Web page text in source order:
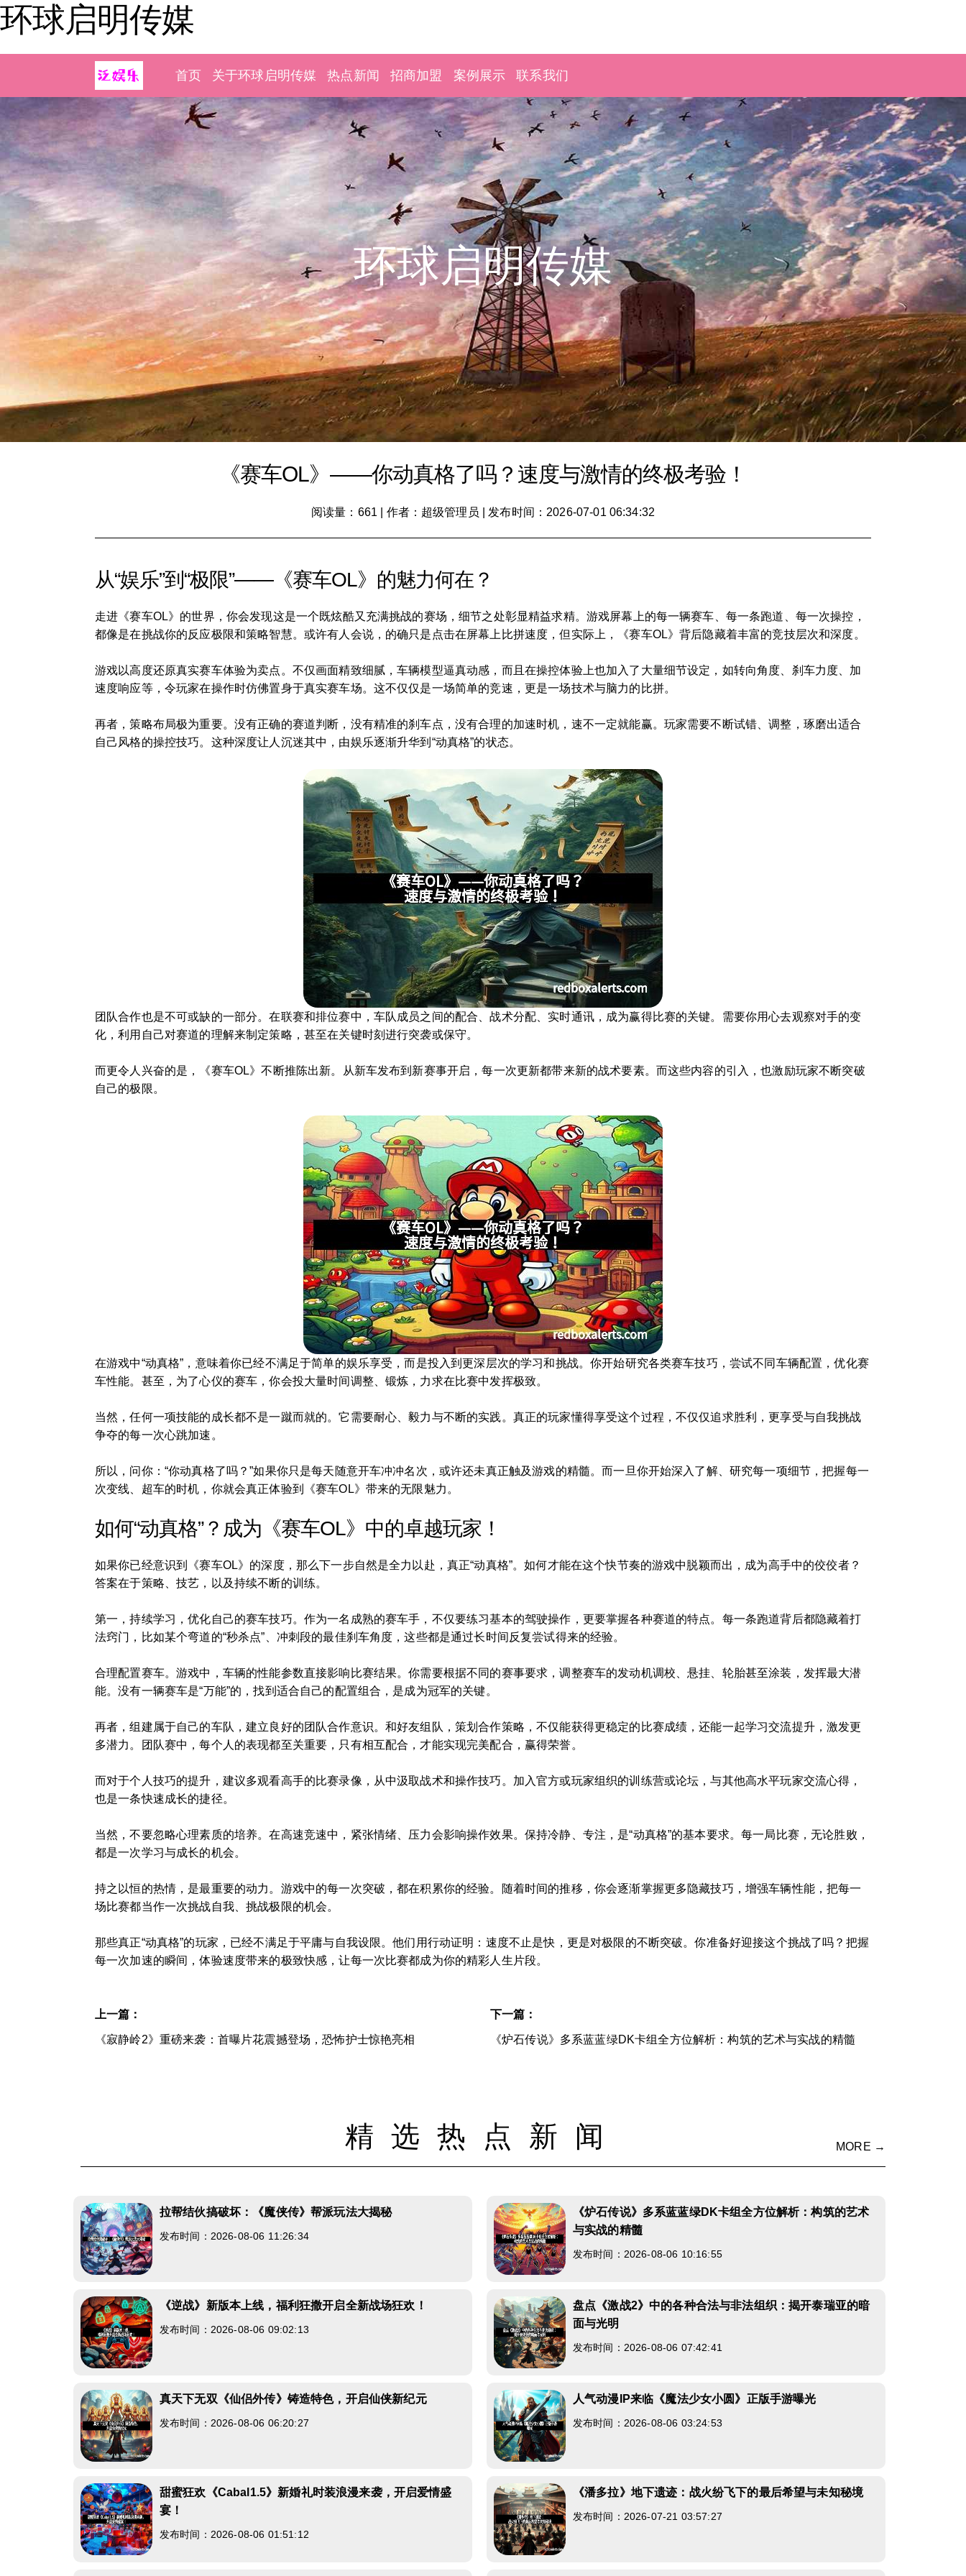
环球启明传媒
首页 关于环球启明传媒 热点新闻 招商加盟 案例展示 联系我们
环球启明传媒
《赛车OL》——你动真格了吗？速度与激情的终极考验！
阅读量：661 作者：超级管理员 发布时间：2026-07-01 06:34:32
从“娱乐”到“极限”——《赛车OL》的魅力何在？
走进《赛车OL》的世界，你会发现这是一个既炫酷又充满挑战的赛场，细节之处彰显精益求精。游戏屏幕上的每一辆赛车、每一条跑道、每一次操控，
都像是在挑战你的反应极限和策略智慧。或许有人会说，的确只是点击在屏幕上比拼速度，但实际上，《赛车OL》背后隐藏着丰富的竞技层次和深度。
游戏以高度还原真实赛车体验为卖点。不仅画面精致细腻，车辆模型逼真动感，而且在操控体验上也加入了大量细节设定，如转向角度、刹车力度、加
速度响应等，令玩家在操作时仿佛置身于真实赛车场。这不仅仅是一场简单的竞速，更是一场技术与脑力的比拼。
再者，策略布局极为重要。没有正确的赛道判断，没有精准的刹车点，没有合理的加速时机，速不一定就能赢。玩家需要不断试错、调整，琢磨出适合
自己风格的操控技巧。这种深度让人沉迷其中，由娱乐逐渐升华到“动真格”的状态。
团队合作也是不可或缺的一部分。在联赛和排位赛中，车队成员之间的配合、战术分配、实时通讯，成为赢得比赛的关键。需要你用心去观察对手的变
化，利用自己对赛道的理解来制定策略，甚至在关键时刻进行突袭或保守。
而更令人兴奋的是，《赛车OL》不断推陈出新。从新车发布到新赛事开启，每一次更新都带来新的战术要素。而这些内容的引入，也激励玩家不断突破
自己的极限。
在游戏中“动真格”，意味着你已经不满足于简单的娱乐享受，而是投入到更深层次的学习和挑战。你开始研究各类赛车技巧，尝试不同车辆配置，优化赛
车性能。甚至，为了心仪的赛车，你会投大量时间调整、锻炼，力求在比赛中发挥极致。
当然，任何一项技能的成长都不是一蹴而就的。它需要耐心、毅力与不断的实践。真正的玩家懂得享受这个过程，不仅仅追求胜利，更享受与自我挑战
争夺的每一次心跳加速。
所以，问你：“你动真格了吗？”如果你只是每天随意开车冲冲名次，或许还未真正触及游戏的精髓。而一旦你开始深入了解、研究每一项细节，把握每一
次变线、超车的时机，你就会真正体验到《赛车OL》带来的无限魅力。
如何“动真格”？成为《赛车OL》中的卓越玩家！
如果你已经意识到《赛车OL》的深度，那么下一步自然是全力以赴，真正“动真格”。如何才能在这个快节奏的游戏中脱颖而出，成为高手中的佼佼者？
答案在于策略、技艺，以及持续不断的训练。
第一，持续学习，优化自己的赛车技巧。作为一名成熟的赛车手，不仅要练习基本的驾驶操作，更要掌握各种赛道的特点。每一条跑道背后都隐藏着打
法窍门，比如某个弯道的“秒杀点”、冲刺段的最佳刹车角度，这些都是通过长时间反复尝试得来的经验。
合理配置赛车。游戏中，车辆的性能参数直接影响比赛结果。你需要根据不同的赛事要求，调整赛车的发动机调校、悬挂、轮胎甚至涂装，发挥最大潜
能。没有一辆赛车是“万能”的，找到适合自己的配置组合，是成为冠军的关键。
再者，组建属于自己的车队，建立良好的团队合作意识。和好友组队，策划合作策略，不仅能获得更稳定的比赛成绩，还能一起学习交流提升，激发更
多潜力。团队赛中，每个人的表现都至关重要，只有相互配合，才能实现完美配合，赢得荣誉。
而对于个人技巧的提升，建议多观看高手的比赛录像，从中汲取战术和操作技巧。加入官方或玩家组织的训练营或论坛，与其他高水平玩家交流心得，
也是一条快速成长的捷径。
当然，不要忽略心理素质的培养。在高速竞速中，紧张情绪、压力会影响操作效果。保持冷静、专注，是“动真格”的基本要求。每一局比赛，无论胜败，
都是一次学习与成长的机会。
持之以恒的热情，是最重要的动力。游戏中的每一次突破，都在积累你的经验。随着时间的推移，你会逐渐掌握更多隐藏技巧，增强车辆性能，把每一
场比赛都当作一次挑战自我、挑战极限的机会。
那些真正“动真格”的玩家，已经不满足于平庸与自我设限。他们用行动证明：速度不止是快，更是对极限的不断突破。你准备好迎接这个挑战了吗？把握
每一次加速的瞬间，体验速度带来的极致快感，让每一次比赛都成为你的精彩人生片段。
上一篇：
《寂静岭2》重磅来袭：首曝片花震撼登场，恐怖护士惊艳亮相
下一篇：
《炉石传说》多系蓝蓝绿DK卡组全方位解析：构筑的艺术与实战的精髓
精选热点新闻 MORE →
拉帮结伙搞破坏：《魔侠传》帮派玩法大揭秘
发布时间：2026-08-06 11:26:34
《炉石传说》多系蓝蓝绿DK卡组全方位解析：构筑的艺术
与实战的精髓
发布时间：2026-08-06 10:16:55
《逆战》新版本上线，福利狂撒开启全新战场狂欢！
发布时间：2026-08-06 09:02:13
盘点《激战2》中的各种合法与非法组织：揭开泰瑞亚的暗
面与光明
发布时间：2026-08-06 07:42:41
真天下无双《仙侣外传》铸造特色，开启仙侠新纪元
发布时间：2026-08-06 06:20:27
人气动漫IP来临《魔法少女小圆》正版手游曝光
发布时间：2026-08-06 03:24:53
甜蜜狂欢《Cabal1.5》新婚礼时装浪漫来袭，开启爱情盛
宴！
发布时间：2026-08-06 01:51:12
《潘多拉》地下遗迹：战火纷飞下的最后希望与未知秘境
发布时间：2026-07-21 03:57:27